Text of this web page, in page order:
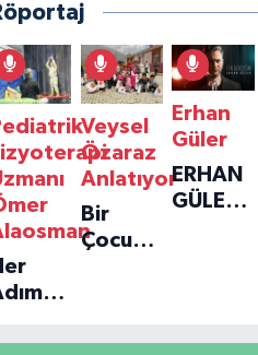
Veysel
Özaraz
Anlatıyor
Bir
Çocuğun
Yolculuğu
Erhan
Güler
ERHAN
GÜLER'IN